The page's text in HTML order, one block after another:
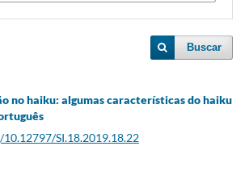
Buscar
no haiku: algumas características do haiku
SI.18.2019.18.22